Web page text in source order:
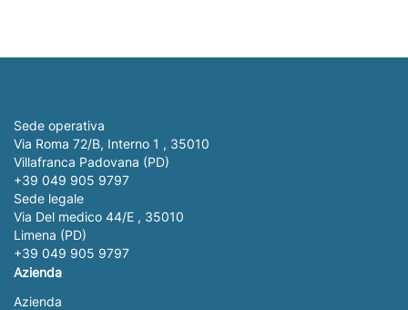
Sede operativa
Via Roma 72/B, Interno 1 , 35010
Villafranca Padovana (PD)
+39 049 905 9797
Sede legale
Via Del medico 44/E , 35010
Limena (PD)
+39 049 905 9797
Azienda
Azienda